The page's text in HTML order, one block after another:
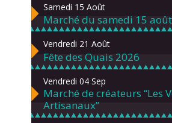
Samedi 15 Août
Marché du samedi 15
Vendredi 21 Août
Fête des Quais 2026
Vendredi 04 Sep
Marché de créateurs “Les
Artisanaux”